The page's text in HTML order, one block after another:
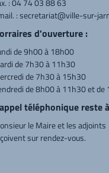
: 04 74 03 88 63
:secretariat@ville-sur-
d'ouverture :
de 9h00 à 18h00
de 7h30 à 11h30
de 7h30 à 15h30
de 8h00 à 11h30 et
téléphonique reste
le Maire et les adjoints
sur rendez-vous.